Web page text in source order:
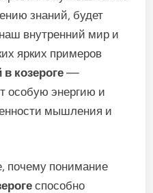
знаний, будет
внутренний мир и
ярких примеров
козероге—
особую энергию и
мышления и
почему понимание
способно